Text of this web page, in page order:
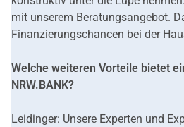
mit unserem Beratungsangebot.
Finanzierungschancen bei der
Welche weiteren Vorteile bietet
NRW.BANK?
Leidinger: Unsere Experten und